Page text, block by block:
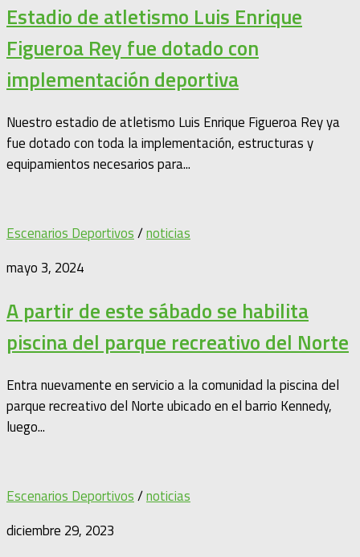
Estadio de atletismo Luis Enrique
Figueroa Rey fue dotado con
implementación deportiva
Nuestro estadio de atletismo Luis Enrique Figueroa Rey ya
fue dotado con toda la implementación, estructuras y
equipamientos necesarios para...
Escenarios Deportivos/noticias
mayo 3, 2024
A partir de este sábado se habilita
piscina del parque recreativo del Norte
Entra nuevamente en servicio a la comunidad la piscina del
parque recreativo del Norte ubicado en el barrio Kennedy,
luego...
Escenarios Deportivos/noticias
diciembre 29, 2023